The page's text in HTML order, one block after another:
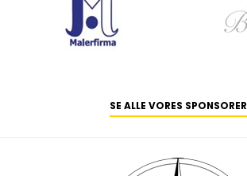
SE ALLE VORES SPONSORER